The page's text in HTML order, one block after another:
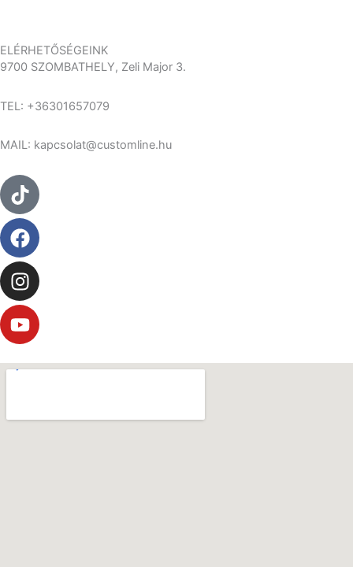
ELÉRHETŐSÉGEINK
9700 SZOMBATHELY, Zeli Major 3.
TEL: +36301657079
MAIL: kapcsolat@customline.hu
Tiktok
Facebook
Instagram
Youtube